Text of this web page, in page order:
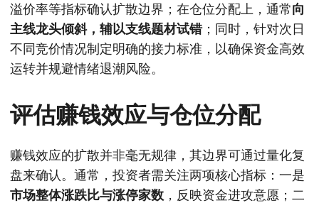
溢价率等指标确认扩散边界；在仓位分配上，通常向
主线龙头倾斜，辅以支线题材试错；同时，针对次日
不同竞价情况制定明确的接力标准，以确保资金高效
运转并规避情绪退潮风险。
评估赚钱效应与仓位分配
赚钱效应的扩散并非毫无规律，其边界可通过量化复
盘来确认。通常，投资者需关注两项核心指标：一是
市场整体涨跌比与涨停家数 ，反映资金进攻意愿；二